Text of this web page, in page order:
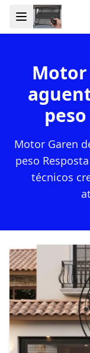
Motor
Motor Garen
peso
técnicos